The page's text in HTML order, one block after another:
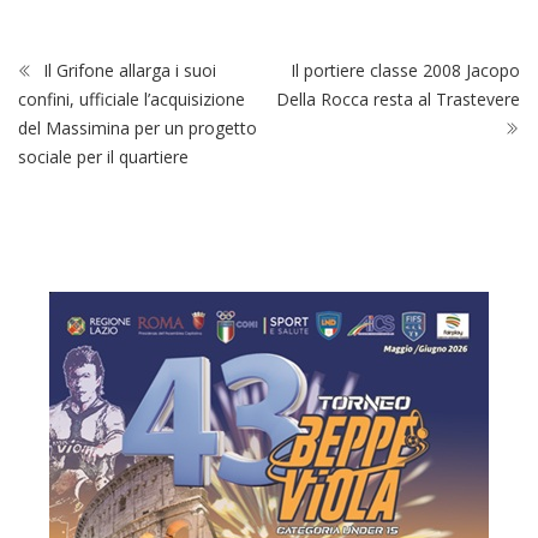
Il Grifone allarga i suoi
confini, ufficiale l’acquisizione
del Massimina per un progetto
sociale per il quartiere
Il portiere classe 2008 Jacopo
Della Rocca resta al Trastevere